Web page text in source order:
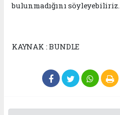
bulunmadığını söyleyebiliriz.
KAYNAK : BUNDLE